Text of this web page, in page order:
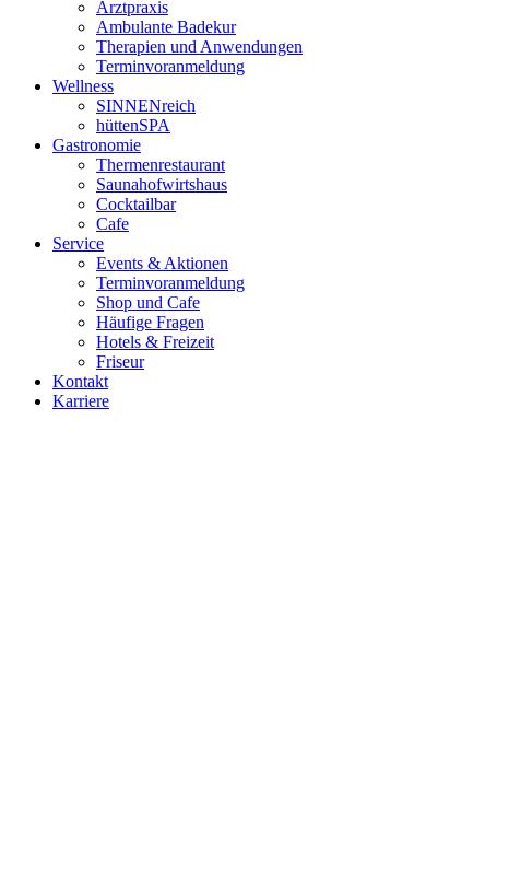
Arztpraxis
Ambulante Badekur
Therapien und Anwendungen
Terminvoranmeldung
Wellness
SINNENreich
hüttenSPA
Gastronomie
Thermenrestaurant
Saunahofwirtshaus
Cocktailbar
Cafe
Service
Events & Aktionen
Terminvoranmeldung
Shop und Cafe
Häufige Fragen
Hotels & Freizeit
Friseur
Kontakt
Karriere